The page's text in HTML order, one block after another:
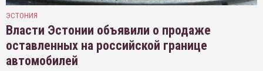
ЭСТОНИЯ
Власти Эстонии объявили о продаже
оставленных на российской границе
автомобилей